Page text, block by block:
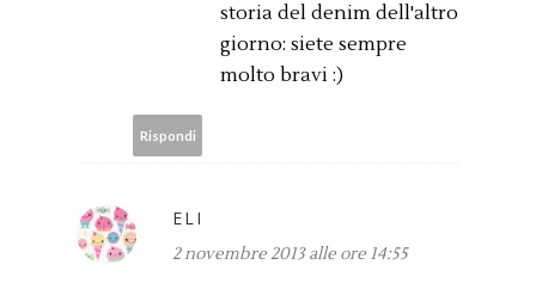
storia del denim dell'altro
giorno: siete sempre
molto bravi :)
Rispondi
ELI
2 novembre 2013 alle ore 14:55